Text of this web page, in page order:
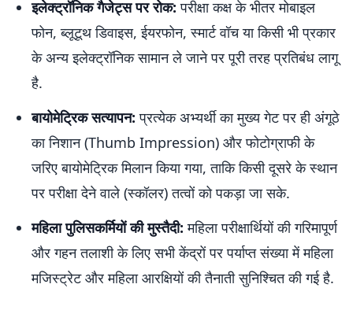
इलेक्ट्रॉनिक गैजेट्स पर रोक: परीक्षा कक्ष के भीतर मोबाइल
फोन, ब्लूटूथ डिवाइस, ईयरफोन, स्मार्ट वॉच या किसी भी प्रकार
के अन्य इलेक्ट्रॉनिक सामान ले जाने पर पूरी तरह प्रतिबंध लागू
है.
बायोमेट्रिक सत्यापन: प्रत्येक अभ्यर्थी का मुख्य गेट पर ही अंगूठे
का निशान (Thumb Impression) और फोटोग्राफी के
जरिए बायोमेट्रिक मिलान किया गया, ताकि किसी दूसरे के स्थान
पर परीक्षा देने वाले (स्कॉलर) तत्वों को पकड़ा जा सके.
महिला पुलिसकर्मियों की मुस्तैदी: महिला परीक्षार्थियों की गरिमापूर्ण
और गहन तलाशी के लिए सभी केंद्रों पर पर्याप्त संख्या में महिला
मजिस्ट्रेट और महिला आरक्षियों की तैनाती सुनिश्चित की गई है.